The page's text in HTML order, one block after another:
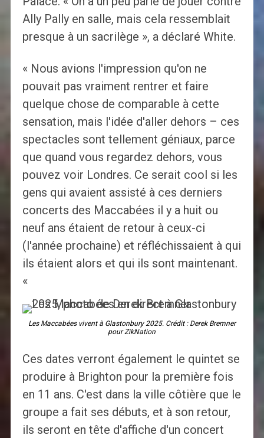
Ally Pally en salle, mais cela ressemblait
presque à un sacrilège », a déclaré White.
« Nous avions l'impression qu'on ne
pouvait pas vraiment rentrer et faire
quelque chose de comparable à cette
sensation, mais l'idée d'aller dehors – ces
spectacles sont tellement géniaux, parce
que quand vous regardez dehors, vous
pouvez voir Londres. Ce serait cool si les
gens qui avaient assisté à ces derniers
concerts des Maccabées il y a huit ou
neuf ans étaient de retour à ceux-ci
(l'année prochaine) et réfléchissaient à qui
ils étaient alors et qui ils sont maintenant.
«
Les Maccabées vivent à Glastonbury 2025. Crédit : Derek Bremner
pour ZikNation
Ces dates verront également le quintet se
produire à Brighton pour la première fois
en 11 ans. C'est dans la ville côtière que le
groupe a fait ses débuts, et à son retour,
ils seront en tête d'affiche d'un concert